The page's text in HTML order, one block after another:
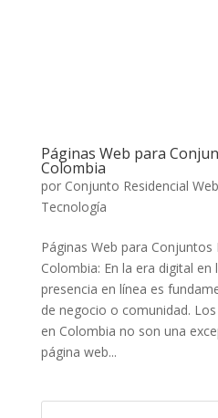
Páginas Web para
Colombia
por Conjunto Residencial Web
Tecnología
Páginas Web para Conjuntos
Colombia: En la era digital
presencia en línea es
de negocio o comunidad.
en Colombia no son una
página web...